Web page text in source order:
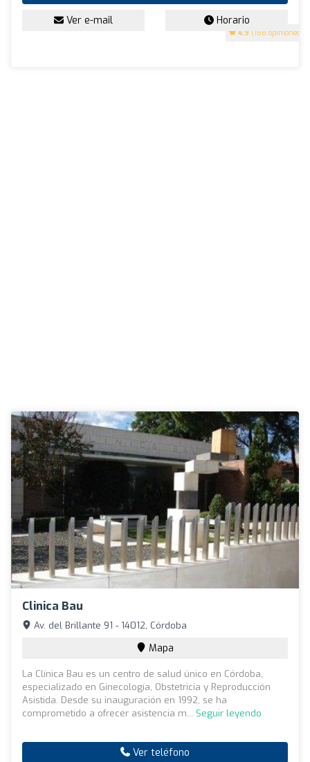
4.9 (168 opiniones)
Ver e-mail Horario
Clinica Bau
Av. del Brillante 91 - 14012, Córdoba
Mapa
La Clínica Bau es un centro de salud único en Córdoba,
especializado en Ginecología, Obstetricia y Reproducción
Asistida. Desde su inauguración en 1992, se ha
comprometido a ofrecer asistencia m... Seguir leyendo
Ver teléfono